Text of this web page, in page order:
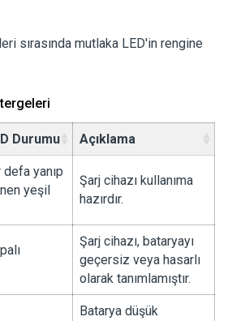
sırasında mutlaka LED'in rengine
Durumu Açıklama
defa yanıp
yeşil
Şarj cihazı kullanıma
hazırdır.
Şarj cihazı, bataryayı
geçersiz veya hasarlı
olarak tanımlamıştır.
Batarya düşük